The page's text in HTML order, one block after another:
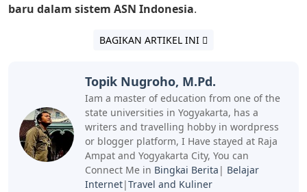
baru dalam sistem ASN Indonesia.
BAGIKAN ARTIKEL INI
Topik Nugroho, M.Pd.
Iam a master of education from one of the
state universities in Yogyakarta, has a
writers and travelling hobby in wordpress
or blogger platform, I Have stayed at Raja
Ampat and Yogyakarta City, You can
Connect Me in Bingkai Berita | Belajar
Internet|Travel and Kuliner